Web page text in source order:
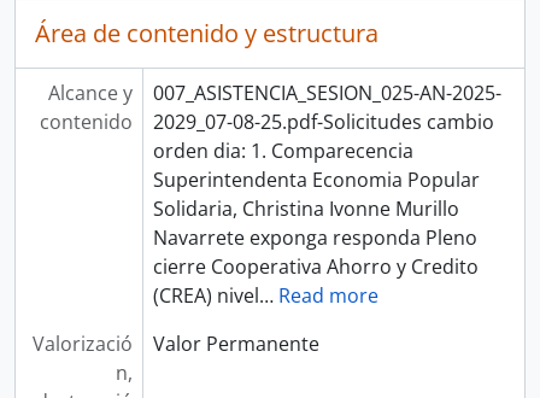
Área de contenido y estructura
Alcance y
contenido
007_ASISTENCIA_SESION_025-AN-2025-
2029_07-08-25.pdf-Solicitudes cambio
orden dia: 1. Comparecencia
Superintendenta Economia Popular
Solidaria, Christina Ivonne Murillo
Navarrete exponga responda Pleno
cierre Cooperativa Ahorro y Credito
(CREA) nivel… Read more
Valorizació
n,
Valor Permanente